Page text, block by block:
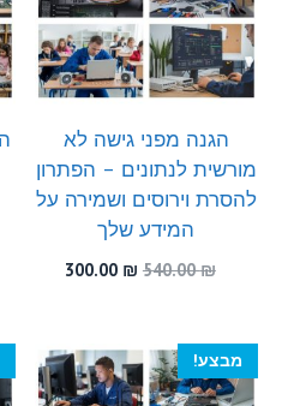
הגנה מפני גישה לא
מורשית לנתונים – הפתרון
להסרת וירוסים ושמירה על
המידע שלך
540.00₪
המחיר
540.00 ₪.
300.00 ₪
300.00 ₪.
מבצע!